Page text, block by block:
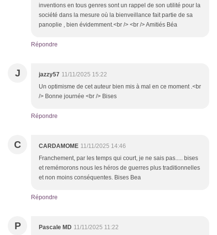
inventions en tous genres sont un rappel de son utilité pour la
société dans la mesure où la bienveillance fait partie de sa
panoplie , bien évidemment.<br /> <br /> Amitiés Béa
Répondre
J jazzy57 11/11/2025 15:22
Un optimisme de cet auteur bien mis à mal en ce moment .<br
/> Bonne journée <br /> Bises
Répondre
C CARDAMOME 11/11/2025 14:46
Franchement, par les temps qui court, je ne sais pas..... bises
et remémorons nous les héros de guerres plus traditionnelles
et non moins conséquentes. Bises Bea
Répondre
P Pascale MD 11/11/2025 11:22